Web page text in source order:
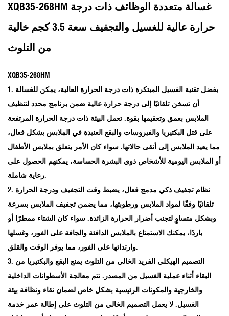
XQB35-268HM غسالة متعددة الوظائف ذات درجة
حرارة عالية للغسيل والتجفيف سعة 3.5 كجم خالية
من التلوث
XQB35-268HM
1. بفضل تقنية الغسيل المبتكرة ذات درجة الحرارة العالية، يمكن للغسالة
أن تسخن تلقائيًا إلى درجة حرارة عالية ضمن برنامج محدد لتنظيف
الملابس بعمق وتعقيمها بقوة. تعمل البيئة ذات درجة الحرارة المرتفعة
على قتل البكتيريا والفيروسات والبقع العنيدة في الملابس بشكل فعال،
مما يعيد الملابس إلى أنقى حالاتها. سواء كان الأمر يتعلق بملابس الأطفال
أو الملابس اليومية للأشخاص ذوي البشرة الحساسة، يمكنهم الحصول على
رعاية شاملة.
2. نظام تجفيف ذكي مدمج فعال، يضبط وقت التجفيف ودرجة الحرارة
تلقائيًا وفقًا لمواد الملابس ورطوبتها، مما يضمن تجفيف الملابس بسرعة
وبشكل متساوٍ لتجنب أضرار الحرارة الزائدة. سواء كان الشتاء ممطرًا أو
باردًا، يمكنك الاستمتاع بالملابس الدافئة والجافة على الفور، وغسلها
وارتدائها على الفور، مما يوفر الوقت والقلق.
3. التصميم الهيكلي الفريد الخالي من التلوث يمنع البقع والبكتيريا من
البقاء أثناء عملية الغسيل من المصدر. تتم معالجة الأسطوانات الداخلية
والخارجية والمكونات الرئيسية بشكل خاص لضمان نقاء ونظافة بيئة
الغسيل. لا يعمل التصميم الخالي من التلوث على إطالة عمر خدمة